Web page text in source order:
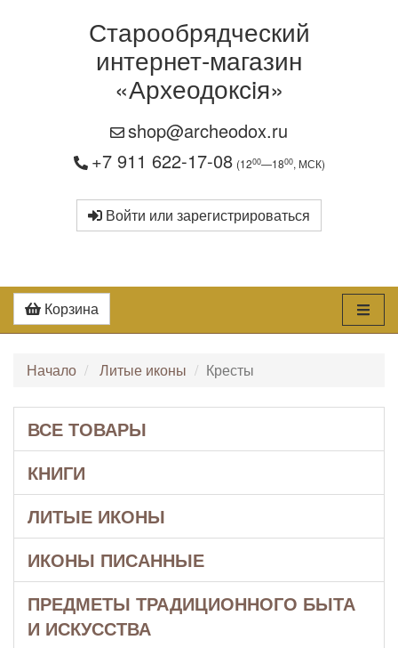
Старообрядческий
интернет-магазин
«Археодоксiя»
shop@archeodox.ru
+7 911 622-17-08 (1200—1800, МСК)
Войти или зарегистрироваться
Корзина
Начало Литые иконы Кресты
ВСЕ ТОВАРЫ
КНИГИ
ЛИТЫЕ ИКОНЫ
ИКОНЫ ПИСАННЫЕ
ПРЕДМЕТЫ ТРАДИЦИОННОГО БЫТА
И ИСКУССТВА